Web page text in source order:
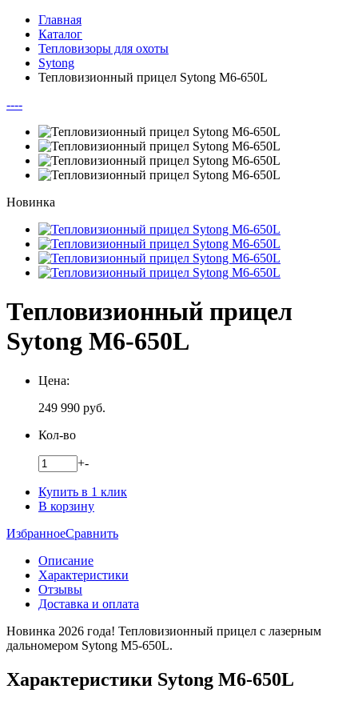
Главная
Каталог
Тепловизоры для охоты
Sytong
Тепловизионный прицел Sytong M6-650L
----
Новинка
Тепловизионный прицел
Sytong M6-650L
Цена:
249 990 руб.
Кол-во
+-
Купить в 1 клик
В корзину
ИзбранноеСравнить
Описание
Характеристики
Отзывы
Доставка и оплата
Новинка 2026 года! Тепловизионный прицел с лазерным
дальномером Sytong M5-650L.
Характеристики Sytong M6-650L